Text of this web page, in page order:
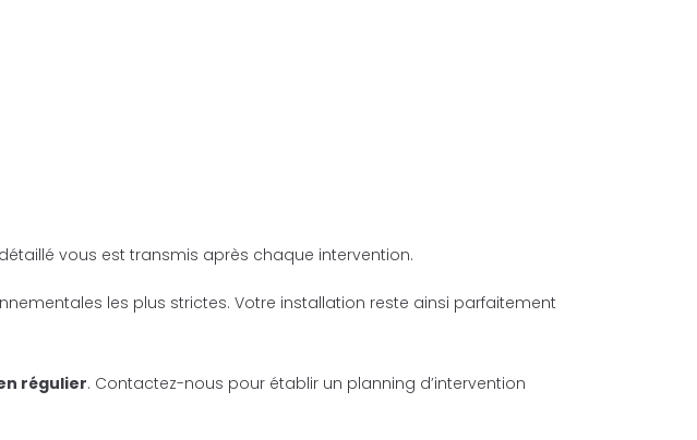
vous est transmis après chaque intervention.
les plus strictes. Votre installation reste ainsi parfaitement
régulier. Contactez-nous pour établir un planning d’intervention